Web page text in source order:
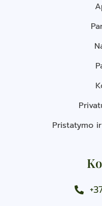
Pristatymo